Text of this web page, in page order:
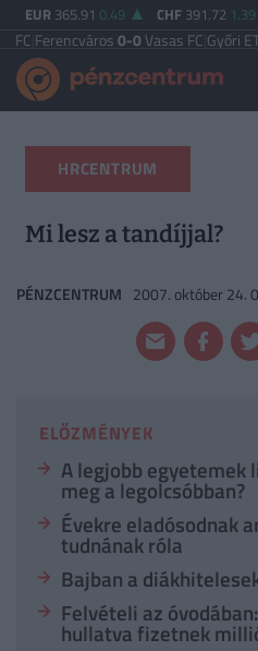
EUR 365.91 0.49 CHF 391.72 1.39
0-0Vasas FC|Győri ETO FC4-0
HRCENTRUM
Mi lesz a tandíjjal?
PÉNZCENTRUM 2007. október 24.
ELŐZMÉNYEK
A legjobb egyetemek
meg a legolcsóbban?
Évekre eladósodnak
tudnának róla
Bajban a
Felvételi az
hullatva fizetnek